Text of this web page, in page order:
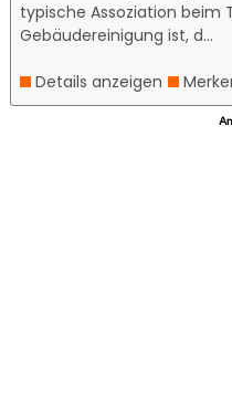
typische Assoziation beim
Gebäudereinigung ist, d...
Details anzeigen